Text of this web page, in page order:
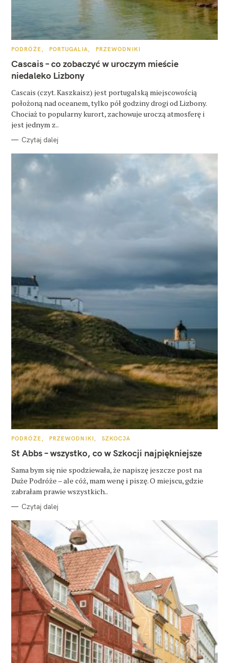
K
T
E
G
O
I
E
PODRÓŻE PORTUGALIA PRZEWODNIKI
Cascais – co zobaczyć w uroczym mieście
niedaleko Lizbony
Cascais (czyt. Kaszkaisz) jest portugalską miejscowością
położoną nad oceanem, tylko pół godziny drogi od Lizbony.
Chociaż to popularny kurort, zachowuje uroczą atmosferę i
jest jednym z..
Czytaj dalej
K
T
E
O
R
I
PODRÓŻE PRZEWODNIKI SZKOCJA
St Abbs – wszystko, co w Szkocji najpiękniejsze
Sama bym się nie spodziewała, że napiszę jeszcze post na
Duże Podróże – ale cóż, mam wenę i piszę. O miejscu, gdzie
zabrałam prawie wszystkich..
Czytaj dalej
a
j
: